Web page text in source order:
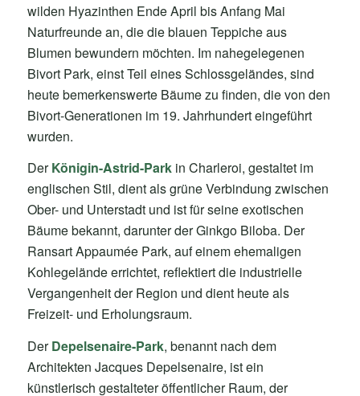
wilden Hyazinthen Ende April bis Anfang Mai
Naturfreunde an, die die blauen Teppiche aus
Blumen bewundern möchten. Im nahegelegenen
Bivort Park, einst Teil eines Schlossgeländes, sind
heute bemerkenswerte Bäume zu finden, die von den
Bivort-Generationen im 19. Jahrhundert eingeführt
wurden.
DerKönigin-Astrid-Parkin Charleroi, gestaltet im
englischen Stil, dient als grüne Verbindung zwischen
Ober- und Unterstadt und ist für seine exotischen
Bäume bekannt, darunter der Ginkgo Biloba. Der
Ransart Appaumée Park, auf einem ehemaligen
Kohlegelände errichtet, reflektiert die industrielle
Vergangenheit der Region und dient heute als
Freizeit- und Erholungsraum.
DerDepelsenaire-Park, benannt nach dem
Architekten Jacques Depelsenaire, ist ein
künstlerisch gestalteter öffentlicher Raum, der